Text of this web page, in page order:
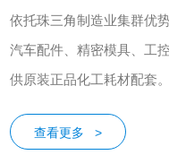
依托珠三角制造业集群优
汽车配件、精密模具、工
供原装正品化工耗材配套
硬等一线品牌胶粘剂、螺
查看更多 >